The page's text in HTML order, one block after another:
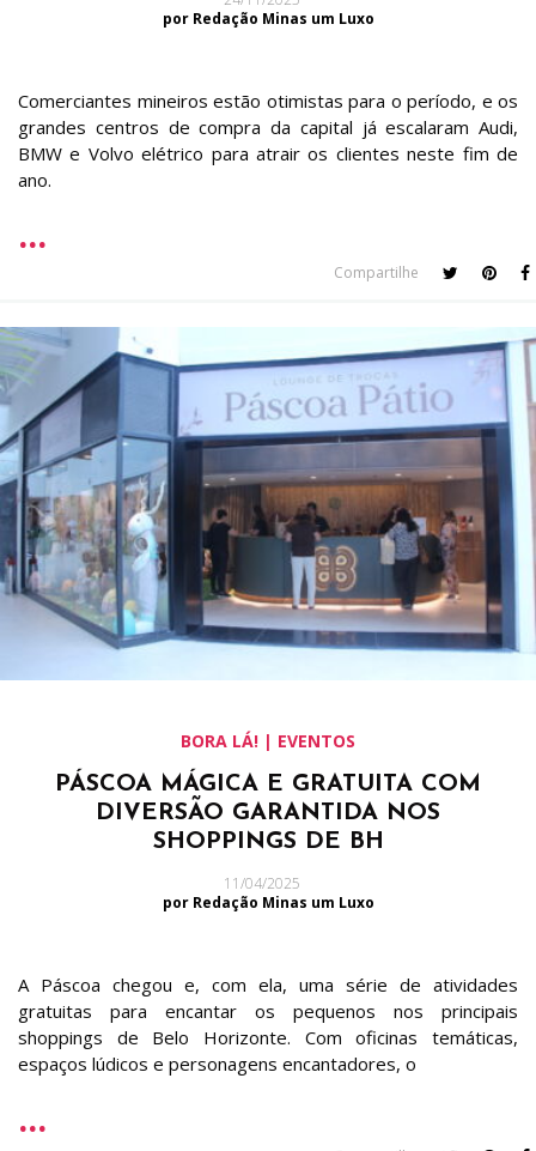
por Redação Minas um Luxo
Comerciantes mineiros estão otimistas para o período, e os
grandes centros de compra da capital já escalaram Audi,
BMW e Volvo elétrico para atrair os clientes neste fim de
ano.
Compartilhe
BORA LÁ! | EVENTOS
PÁSCOA MÁGICA E GRATUITA COM
DIVERSÃO GARANTIDA NOS
SHOPPINGS DE BH
11/04/2025
por Redação Minas um Luxo
A Páscoa chegou e, com ela, uma série de atividades
gratuitas para encantar os pequenos nos principais
shoppings de Belo Horizonte. Com oficinas temáticas,
espaços lúdicos e personagens encantadores, o